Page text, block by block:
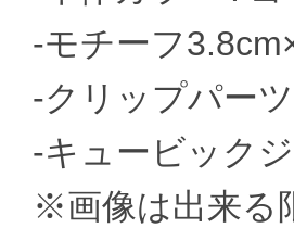
-モチーフ
-クリップパー
-キュービック
※画像は出来る